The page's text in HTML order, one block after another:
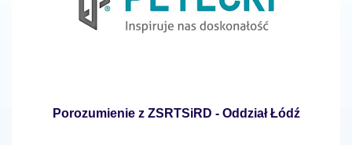
Porozumienie z ZSRTSiRD - Oddział Łódź